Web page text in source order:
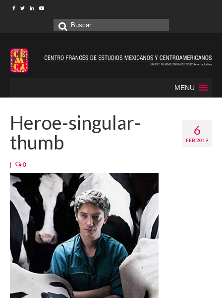
Buscar
MENU
6
FEB 2019
Heroe-singular-
thumb
0